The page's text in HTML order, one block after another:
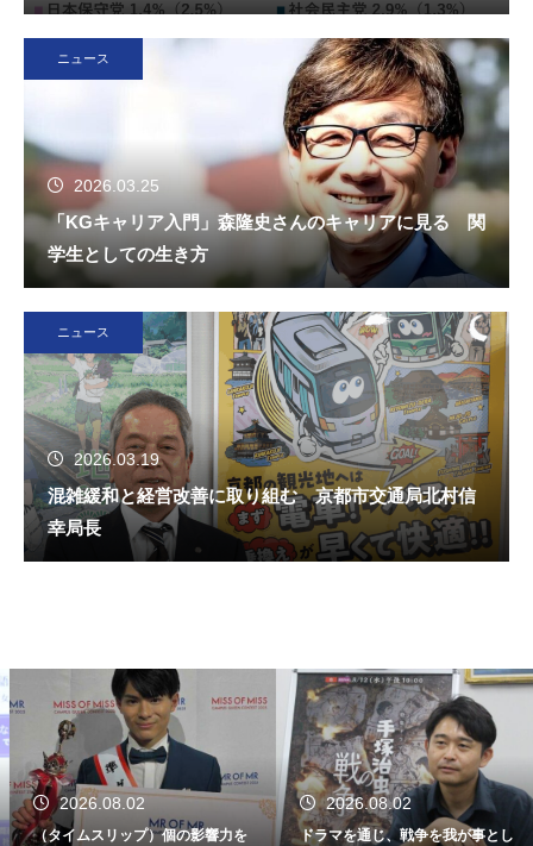
ニュース
2026.03.25
「KGキャリア入門」森隆史さんのキャリアに見る 関
学生としての生き方
ニュース
2026.03.19
混雑緩和と経営改善に取り組む 京都市交通局北村信
幸局長
2026.08.02
（タイムスリップ）個の影響力を
2026.08.02
ドラマを通じ、戦争を我が事とし